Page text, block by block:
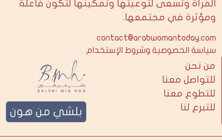
المرأة وتسعى لتوعيتها وتمكينها لتكون فاعلة
ومؤثرة في مجتمعها.
contact@arabwomantoday.com
سياسة الخصوصية وشروط الإستخدام
من نحن
للتواصل معنا
للتطوع معنا
للتبرع لنا
بلشي من هون